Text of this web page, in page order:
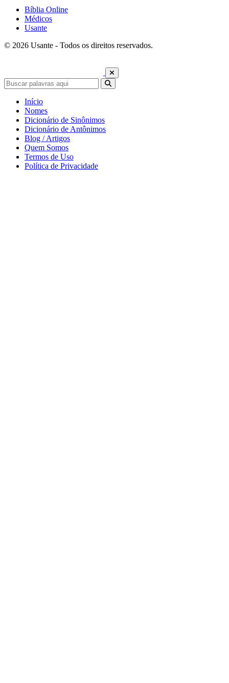
Bíblia Online
Médicos
Usante
© 2026 Usante - Todos os direitos reservados.
Início
Nomes
Dicionário de Sinônimos
Dicionário de Antônimos
Blog / Artigos
Quem Somos
Termos de Uso
Política de Privacidade